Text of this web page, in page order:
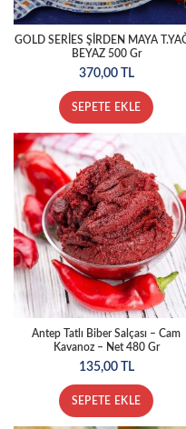
GOLD SERİES ŞİRDEN MAYA
BEYAZ 500 Gr
370,00 TL
SEPETE EKLE
Antep Tatlı Biber Salçası – Cam
Kavanoz – Net 480 Gr
135,00 TL
SEPETE EKLE